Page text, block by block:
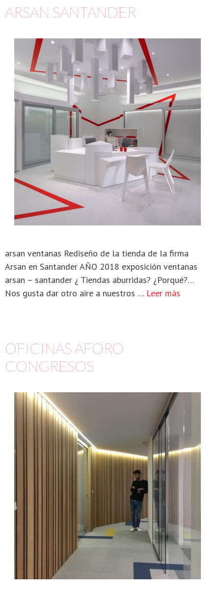
ARSAN SANTANDER
arsan ventanas Rediseño de la tienda de la firma
Arsan en Santander AÑO 2018 exposición ventanas
arsan – santander ¿ Tiendas aburridas? ¿Porqué?…
Nos gusta dar otro aire a nuestros … Leer más
OFICINAS AFORO
CONGRESOS